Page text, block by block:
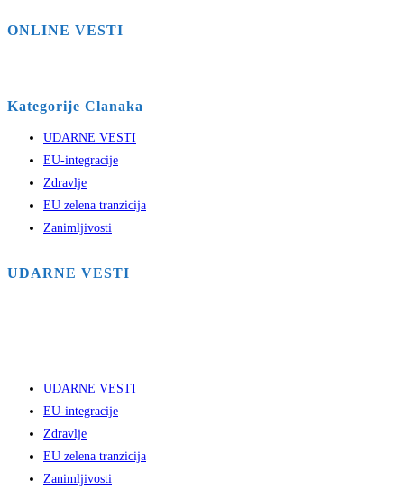
ONLINE VESTI
Kategorije Clanaka
UDARNE VESTI
EU-integracije
Zdravlje
EU zelena tranzicija
Zanimljivosti
UDARNE VESTI
UDARNE VESTI
EU-integracije
Zdravlje
EU zelena tranzicija
Zanimljivosti